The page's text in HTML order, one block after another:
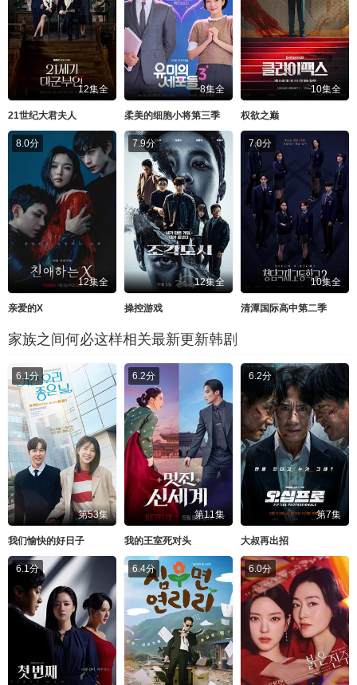
12集全
21世纪大君夫人
8集全
柔美的细胞小将第三季
10集全
权欲之巅
8.0分
12集全
亲爱的X
7.9分
12集全
操控游戏
7.0分
10集全
清潭国际高中第二季
家族之间何必这样相关最新更新韩剧
6.1分
第53集
我们愉快的好日子
6.2分
第11集
我的王室死对头
6.2分
第7集
大叔再出招
6.1分 6.4分 6.0分